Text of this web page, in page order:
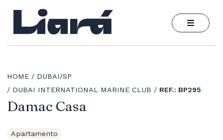
HOME
DUBAI/SP
DUBAI INTERNATIONAL MARINE CLUB
REF.: BP295
Damac Casa
Apartamento